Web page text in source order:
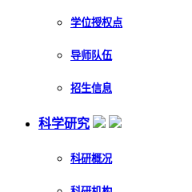
学位授权点
导师队伍
招生信息
科学研究
科研概况